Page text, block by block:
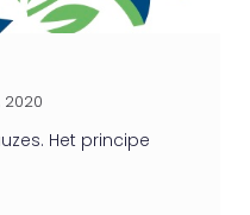
2020
Het principe